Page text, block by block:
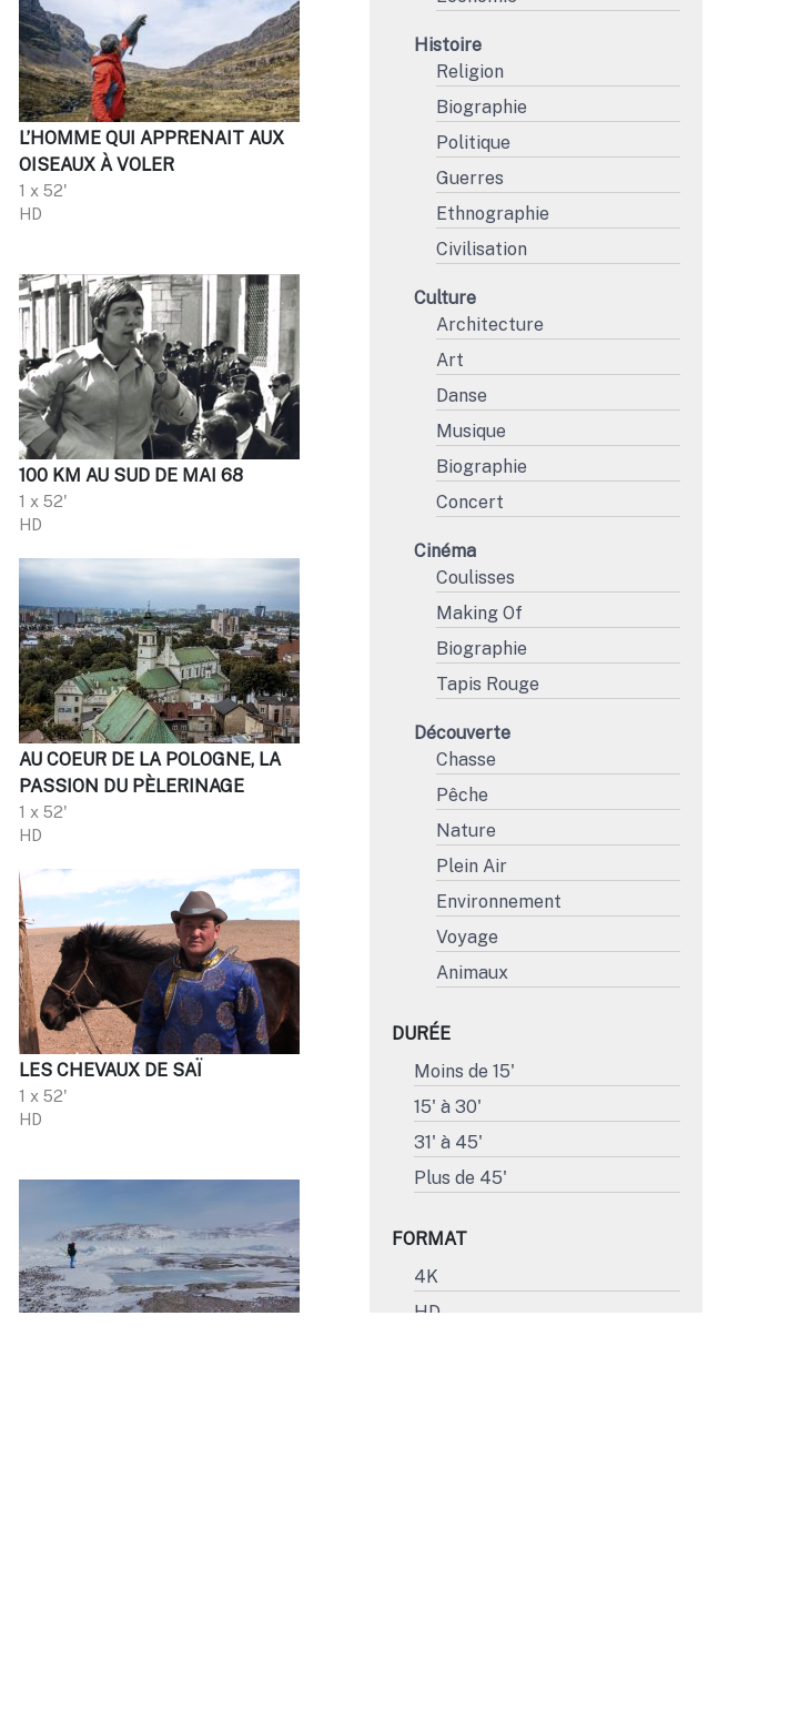
L’HOMME QUI APPRENAIT AUX
OISEAUX À VOLER
1 x 52'
HD
100 KM AU SUD DE MAI 68
1 x 52'
HD
AU COEUR DE LA POLOGNE, LA
PASSION DU PÈLERINAGE
1 x 52'
HD
LES CHEVAUX DE SAÏ
1 x 52'
HD
Histoire
Religion
Biographie
Politique
Guerres
Ethnographie
Civilisation
Culture
Architecture
Art
Danse
Musique
Biographie
Concert
Cinéma
Coulisses
Making Of
Biographie
Tapis Rouge
Découverte
Chasse
Pêche
Nature
Plein Air
Environnement
Voyage
Animaux
DURÉE
Moins de 15'
15' à 30'
31' à 45'
Plus de 45'
FORMAT
4K
HD